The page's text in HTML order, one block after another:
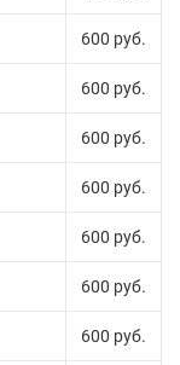
600 руб.
600 руб.
600 руб.
600 руб.
600 руб.
600 руб.
600 руб.